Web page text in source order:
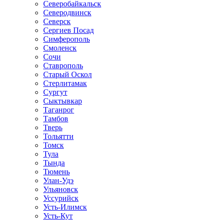
Северобайкальск
Северодвинск
Северск
Сергиев Посад
Симферополь
Смоленск
Сочи
Ставрополь
Старый Оскол
Стерлитамак
Сургут
Сыктывкар
Таганрог
Тамбов
Тверь
Тольятти
Томск
Тула
Тында
Тюмень
Улан-Удэ
Ульяновск
Уссурийск
Усть-Илимск
Усть-Кут